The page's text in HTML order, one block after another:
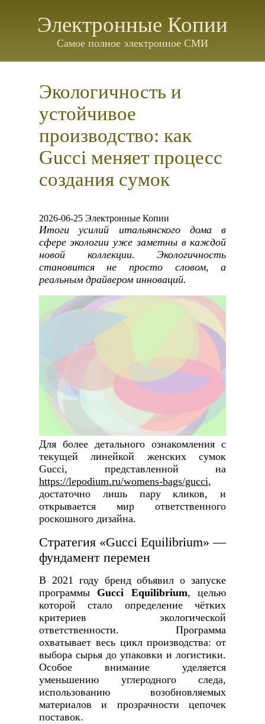
Электронные Копии
Самое полное электронное СМИ
Экологичность и
устойчивое
производство: как
Gucci меняет процесс
создания сумок
2026-06-25 Электронные Копии
Итоги усилий итальянского дома в
сфере экологии уже заметны в каждой
новой коллекции. Экологичность
становится не просто словом, а
реальным драйвером инноваций.
Для более детального ознакомления с
текущей линейкой женских сумок
Gucci, представленной на
https://lepodium.ru/womens-bags/gucci,
достаточно лишь пару кликов, и
открывается мир ответственного
роскошного дизайна.
Стратегия «Gucci Equilibrium» —
фундамент перемен
В 2021 году бренд объявил о запуске
программы Gucci Equilibrium, целью
которой стало определение чётких
критериев экологической
ответственности. Программа
охватывает весь цикл производства: от
выбора сырья до упаковки и логистики.
Особое внимание уделяется
уменьшению углеродного следа,
использованию возобновляемых
материалов и прозрачности цепочек
поставок.